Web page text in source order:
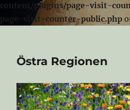
content/plugins/page-visit-
page-visit-counter-public.php
Östra Regionen